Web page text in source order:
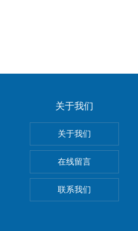
关于我们
关于我们
在线留言
联系我们